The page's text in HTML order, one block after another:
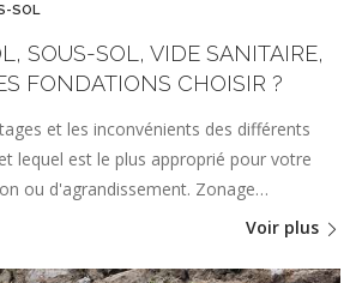
SOL
SOUS-SOL, VIDE SANITAIRE,
FONDATIONS CHOISIR ?
et les inconvénients des différents
lequel est le plus approprié pour votre
ou d'agrandissement. Zonage…
Voir plus